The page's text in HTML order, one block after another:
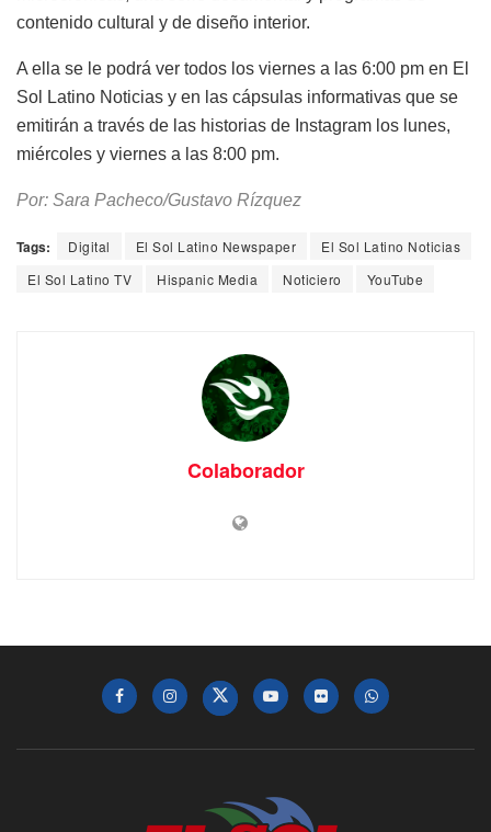
contenido cultural y de diseño interior.
A ella se le podrá ver todos los viernes a las 6:00 pm en El
Sol Latino Noticias y en las cápsulas informativas que se
emitirán a través de las historias de Instagram los lunes,
miércoles y viernes a las 8:00 pm.
Por: Sara Pacheco/Gustavo Rízquez
Tags: Digital El Sol Latino Newspaper
El Sol Latino Noticias
El Sol Latino TV
Hispanic Media Noticiero YouTube
Colaborador